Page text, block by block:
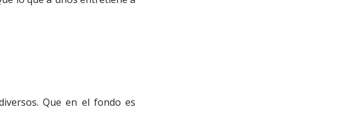
Que en el fondo es